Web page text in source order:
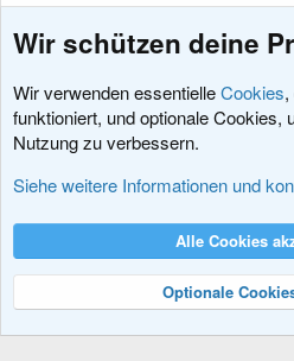
Hacks und Add-Ons
Nutzungsbedingungen
R
Community platform by XenForo® © 2010-2024
Wir schützen deine
Wir verwenden essentielleCookies
funktioniert, und optionale Cookies,
Nutzung zu verbessern.
Siehe weitere Informationen und
Alle Cookies
Optionale